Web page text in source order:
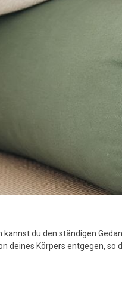
du den ständigen
Körpers entgegen, so